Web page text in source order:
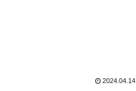
2024.04.14